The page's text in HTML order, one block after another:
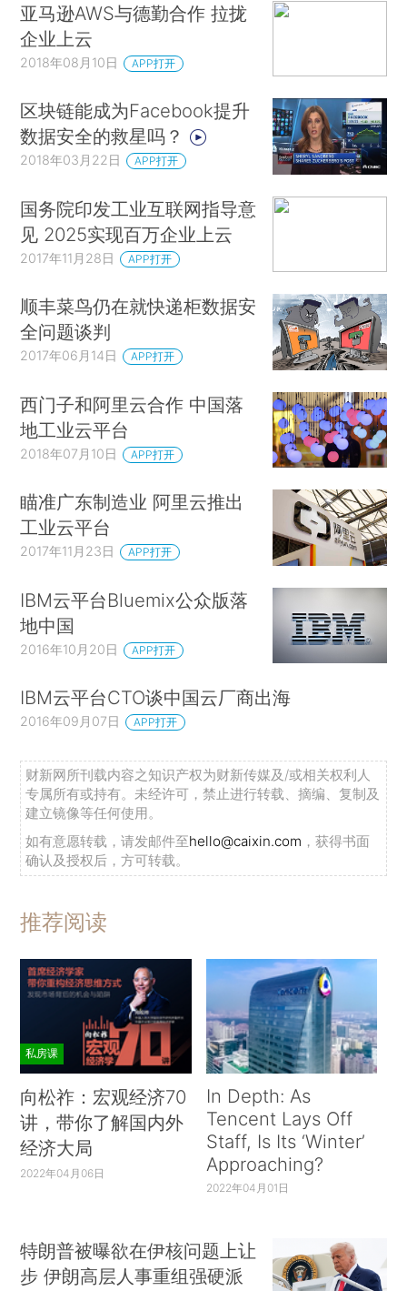
亚马逊AWS与德勤合作 拉拢
企业上云
2018年08月10日 APP打开
区块链能成为Facebook提升
数据安全的救星吗？
2018年03月22日 APP打开
国务院印发工业互联网指导意
见 2025实现百万企业上云
2017年11月28日 APP打开
顺丰菜鸟仍在就快递柜数据安
全问题谈判
2017年06月14日 APP打开
西门子和阿里云合作 中国落
地工业云平台
2018年07月10日 APP打开
瞄准广东制造业 阿里云推出
工业云平台
2017年11月23日 APP打开
IBM云平台Bluemix公众版落
地中国
2016年10月20日 APP打开
IBM云平台CTO谈中国云厂商出海
2016年09月07日 APP打开
财新网所刊载内容之知识产权为财新传媒及/或相关权利人
专属所有或持有。未经许可，禁止进行转载、摘编、复制及
建立镜像等任何使用。
如有意愿转载，请发邮件至hello@caixin.com ，获得书面
确认及授权后，方可转载。
推荐阅读
私房课
向松祚：宏观经济70
讲，带你了解国内外
经济大局
2022年04月06日
In Depth: As
Tencent Lays Off
Staff, Is Its ‘Winter’
Approaching?
2022年04月01日
特朗普被曝欲在伊核问题上让
步 伊朗高层人事重组强硬派